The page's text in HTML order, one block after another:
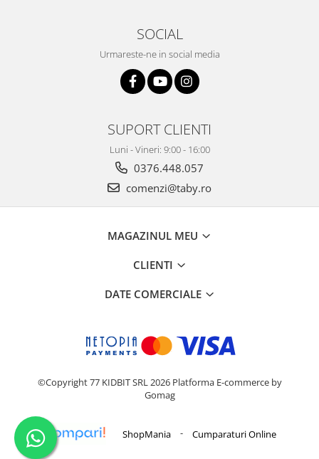
SOCIAL
Urmareste-ne in social media
SUPORT CLIENTI
Luni - Vineri: 9:00 - 16:00
0376.448.057
comenzi@taby.ro
MAGAZINUL MEU
CLIENTI
DATE COMERCIALE
©Copyright 77 KIDBIT SRL 2026 Platforma E-commerce by
Gomag
ShopMania - Cumparaturi Online